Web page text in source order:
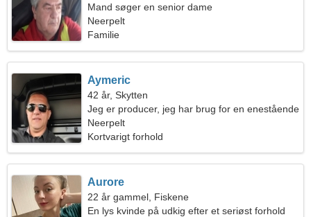
Mand søger en senior dame
Neerpelt
Familie
Aymeric
42 år, Skytten
Jeg er producer, jeg har brug for en enestående
kvinde
Neerpelt
Kortvarigt forhold
Aurore
22 år gammel, Fiskene
En lys kvinde på udkig efter et seriøst forhold